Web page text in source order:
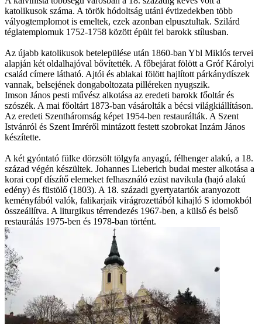
katolikusok száma. A török hódoltság utáni évtizedekben több
vályogtemplomot is emeltek, ezek azonban elpusztultak. Szilárd
téglatemplomuk 1752-1758 között épült fel barokk stílusban.
Az újabb katolikusok betelepülése után 1860-ban Ybl Miklós tervei
alapján két oldalhajóval bővítették. A főbejárat fölött a Gróf Károlyi
család címere látható. Ajtói és ablakai fölött hajlított párkánydíszek
vannak, belsejének dongaboltozata pilléreken nyugszik.
Imson János pesti művész alkotása az eredeti barokk főoltár és
szószék. A mai főoltárt 1873-ban vásárolták a bécsi világkiállításon.
Az eredeti Szentháromság képet 1954-ben restaurálták. A Szent
Istvánról és Szent Imréről mintázott festett szobrokat Inzám János
készítette.
A két gyóntató fülke dörzsölt tölgyfa anyagú, félhenger alakú, a 18.
század végén készültek. Johannes Lieberich budai mester alkotása a
korai copf díszítő elemeket felhasználó ezüst navikula (hajó alakú
edény) és füstölő (1803). A 18. századi gyertyatartók aranyozott
keményfából valók, falikarjaik virágrozettából kihajló S idomokból
összeállítva. A liturgikus térrendezés 1967-ben, a külső és belső
restaurálás 1975-ben és 1978-ban történt.